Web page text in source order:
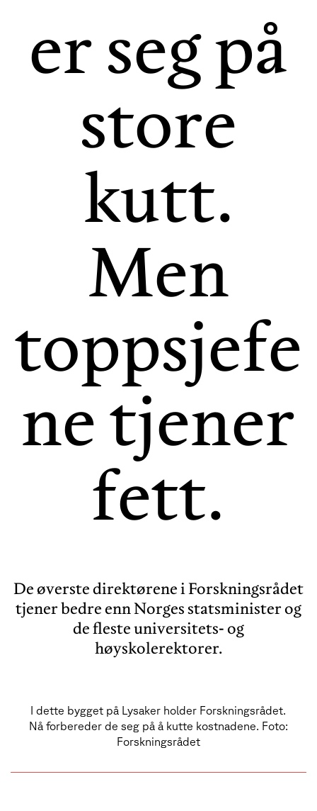
er seg på
store
kutt.
Men
toppsjefe
ne tjener
fett.
De øverste direktørene i Forskningsrådet
tjener bedre enn Norges statsminister og
de fleste universitets- og
høyskolerektorer.
I dette bygget på Lysaker holder Forskningsrådet.
Nå forbereder de seg på å kutte kostnadene. Foto:
Forskningsrådet